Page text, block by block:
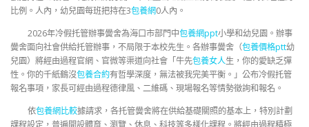
比例。人內，幼兒園每班把持在3包養網0人內。
2026年冷假托管辦事黌舍為海口市部門中包養網ppt小學和幼兒園。辦事
黌舍面向社會供給托管辦事，不局限于本校先生。各辦事黌舍（包養價格ptt幼
兒園）將經由過程官網、官微等渠道向社會「牛先包養女人生，你的愛缺乏彈
性。你的千紙鶴沒包養合約有哲學深度，無法被我完美平衡。」公布冷假托管
報名事項，家長可經由過程德律風、二維碼、現場報名等情勢徵詢和報名。
依包養網比較據請求，各托管黌舍將在供給基礎關照的基本上，特別計劃